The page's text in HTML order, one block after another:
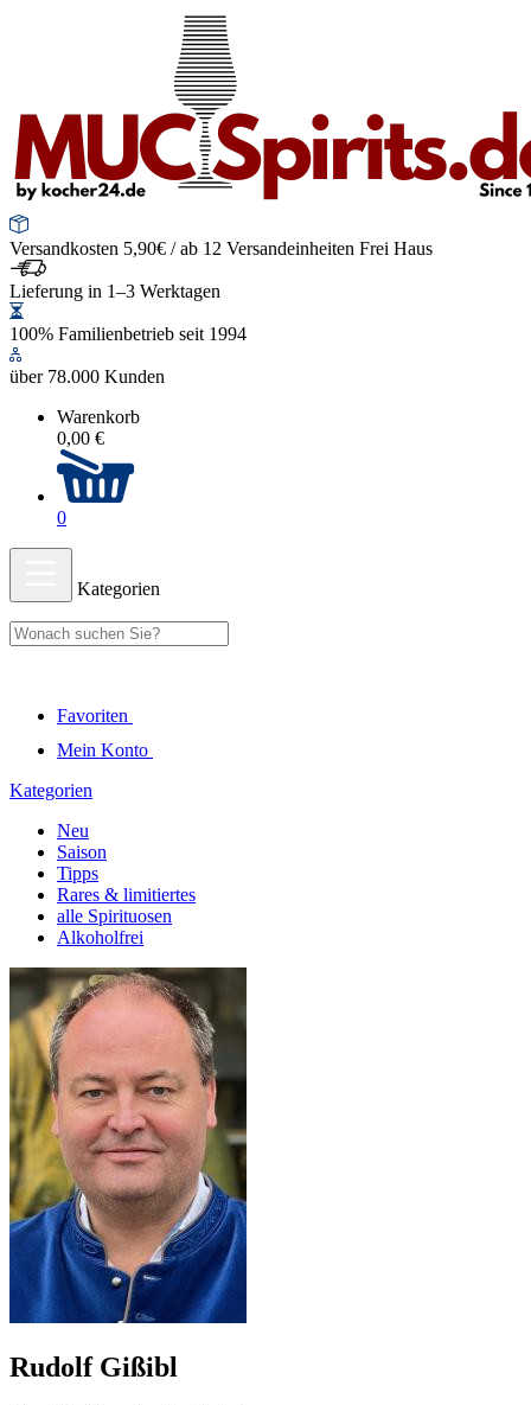
Versandkosten 5,90€ / ab 12 Versandeinheiten Frei Haus
Lieferung in 1–3 Werktagen
100% Familienbetrieb seit 1994
über 78.000 Kunden
Warenkorb
0,00 €
0
Kategorien
Favoriten
Mein Konto
Kategorien
Neu
Saison
Tipps
Rares & limitiertes
alle Spirituosen
Alkoholfrei
Rudolf Gißibl